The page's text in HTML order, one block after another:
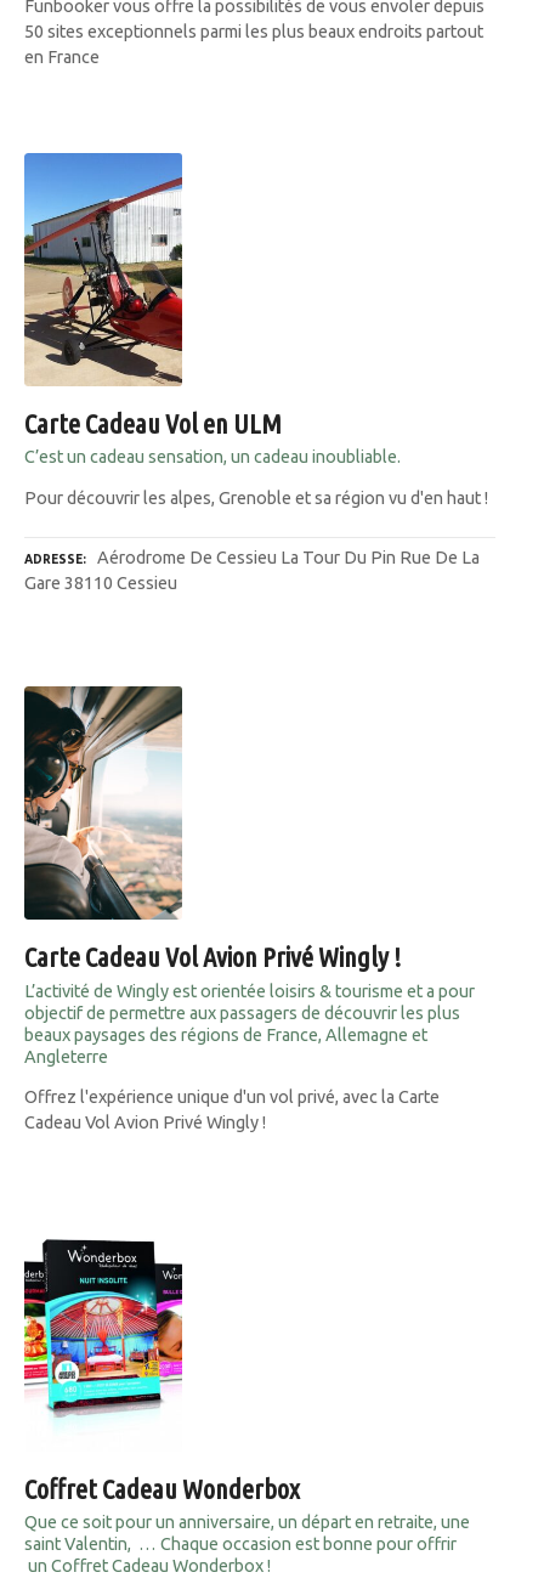
Funbooker vous offre la possibilités de vous envoler depuis
50 sites exceptionnels parmi les plus beaux endroits partout
en France
Carte Cadeau Vol en ULM
C’est un cadeau sensation, un cadeau inoubliable.
Pour découvrir les alpes, Grenoble et sa région vu d'en haut !
ADRESSE
Aérodrome De Cessieu La Tour Du Pin Rue De La
Gare 38110 Cessieu
Carte Cadeau Vol Avion Privé Wingly !
L’activité de Wingly est orientée loisirs & tourisme et a pour
objectif de permettre aux passagers de découvrir les plus
beaux paysages des régions de France, Allemagne et
Angleterre
Offrez l'expérience unique d'un vol privé, avec la Carte
Cadeau Vol Avion Privé Wingly !
Coffret Cadeau Wonderbox
Que ce soit pour un anniversaire, un départ en retraite, une
saint Valentin, … Chaque occasion est bonne pour offrir
un Coffret Cadeau Wonderbox !